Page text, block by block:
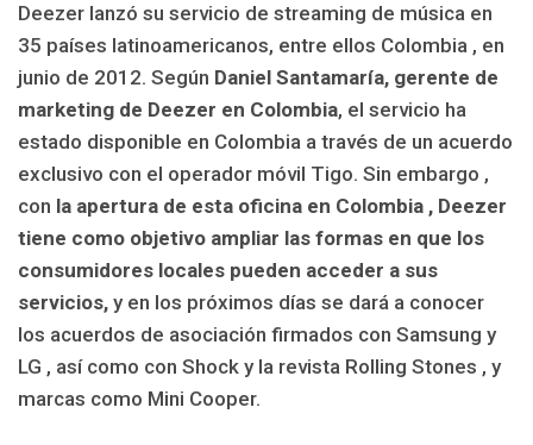
Deezer lanzó su servicio de streaming de música en
35 países latinoamericanos, entre ellos Colombia , en
junio de 2012. Según Daniel Santamaría, gerente de
marketing de Deezer en Colombia, el servicio ha
estado disponible en Colombia a través de un acuerdo
exclusivo con el operador móvil Tigo. Sin embargo ,
con la apertura de esta oficina en Colombia , Deezer
tiene como objetivo ampliar las formas en que los
consumidores locales pueden acceder a sus
servicios, y en los próximos días se dará a conocer
los acuerdos de asociación firmados con Samsung y
LG , así como con Shock y la revista Rolling Stones , y
marcas como Mini Cooper.